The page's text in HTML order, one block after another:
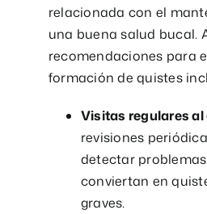
relacionada con el
una buena salud bucal.
recomendaciones para
formación de quistes
Visitas regulares
revisiones
detectar
conviertan en
graves.